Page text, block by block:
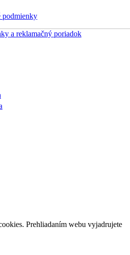
podmienky
a reklamačný poriadok
Prehliadaním webu vyjadrujete